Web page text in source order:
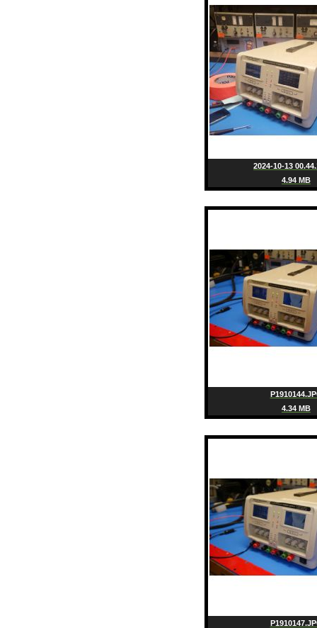
2024-10-13
4.94 MB
4.34 MB